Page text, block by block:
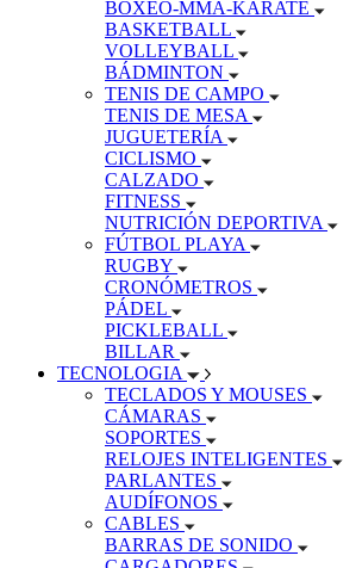
BOXEO-MMA-KARATE
BASKETBALL
VOLLEYBALL
BÁDMINTON
TENIS DE CAMPO
TENIS DE MESA
JUGUETERÍA
CICLISMO
CALZADO
FITNESS
NUTRICIÓN DEPORTIVA
FÚTBOL PLAYA
RUGBY
CRONÓMETROS
PÁDEL
PICKLEBALL
BILLAR
TECNOLOGIA
TECLADOS Y MOUSES
CÁMARAS
SOPORTES
RELOJES INTELIGENTES
PARLANTES
AUDÍFONOS
CABLES
BARRAS DE SONIDO